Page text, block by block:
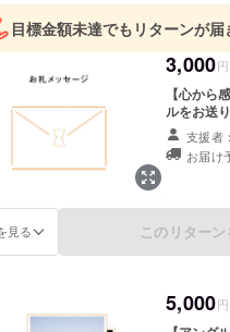
目標金額未達でもリターンが届
3,000円
【心から
ルをお送
支援者
お届け
見る このリター
5,000円